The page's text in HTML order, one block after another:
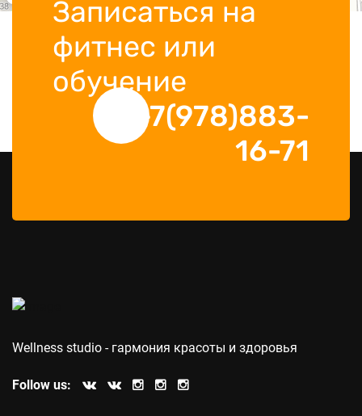
Записаться на
фитнес или
обучение
+7(978)883-
16-71
Wellness studio - гармония красоты и здоровья
Follow us: